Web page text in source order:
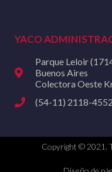
YACO
Parque Leloir
Buenos Aires
Colectora Oeste
(54-11) 2118-4552
Copyright © 2021.